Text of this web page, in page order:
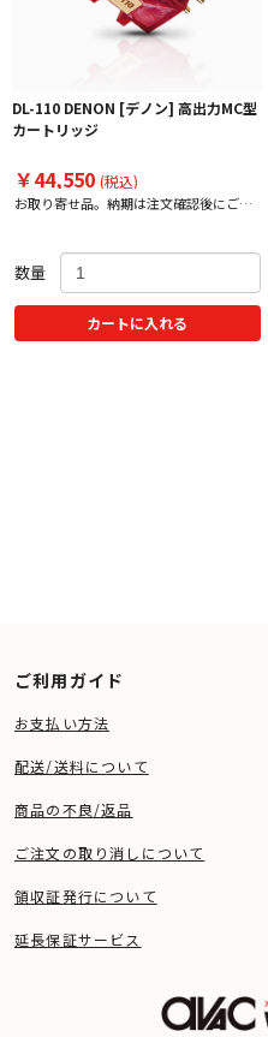
DL-110 DENON [デノン] 高出力MC型
カートリッジ
￥44,550 (税込)
お取り寄せ品。納期は注文確認後にご案
数量
カートに入れる
ご利用ガイド
お支払い方法
配送/送料について
商品の不良/返品
ご注文の取り消しについて
領収証発行について
延長保証サービス